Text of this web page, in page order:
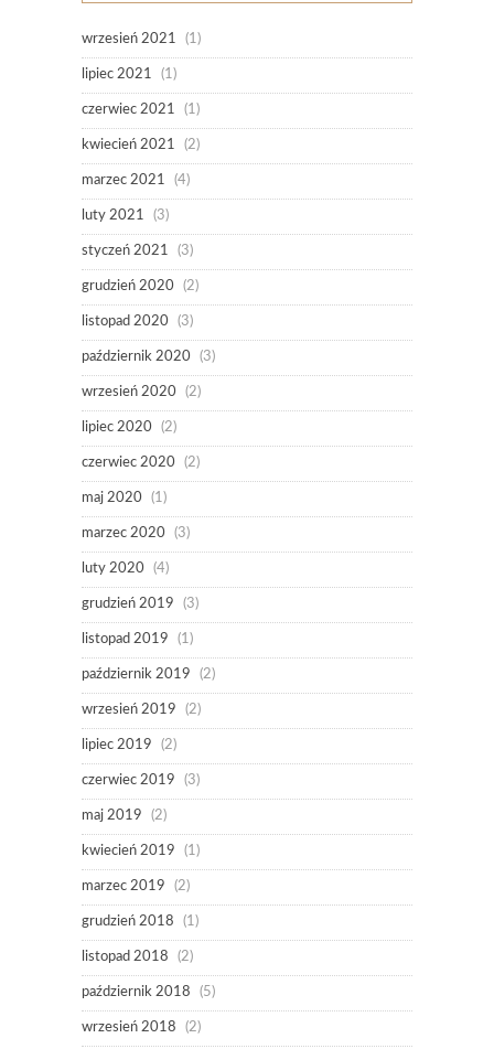
wrzesień 2021 (1)
lipiec 2021 (1)
czerwiec 2021 (1)
kwiecień 2021 (2)
marzec 2021 (4)
luty 2021 (3)
styczeń 2021 (3)
grudzień 2020 (2)
listopad 2020 (3)
październik 2020 (3)
wrzesień 2020 (2)
lipiec 2020 (2)
czerwiec 2020 (2)
maj 2020 (1)
marzec 2020 (3)
luty 2020 (4)
grudzień 2019 (3)
listopad 2019 (1)
październik 2019 (2)
wrzesień 2019 (2)
lipiec 2019 (2)
czerwiec 2019 (3)
maj 2019 (2)
kwiecień 2019 (1)
marzec 2019 (2)
grudzień 2018 (1)
listopad 2018 (2)
październik 2018 (5)
wrzesień 2018 (2)